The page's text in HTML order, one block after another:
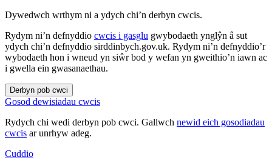
Dywedwch wrthym ni a ydych chi’n derbyn cwcis.
Rydym ni’n defnyddio cwcis i gasglu gwybodaeth ynglŷn â sut
ydych chi’n defnyddio sirddinbych.gov.uk. Rydym ni’n defnyddio’r
wybodaeth hon i wneud yn siŵr bod y wefan yn gweithio’n iawn ac
i gwella ein gwasanaethau.
Derbyn pob cwci
Gosod dewisiadau cwcis
Rydych chi wedi derbyn pob cwci. Gallwch newid eich gosodiadau
cwcis ar unrhyw adeg.
Cuddio